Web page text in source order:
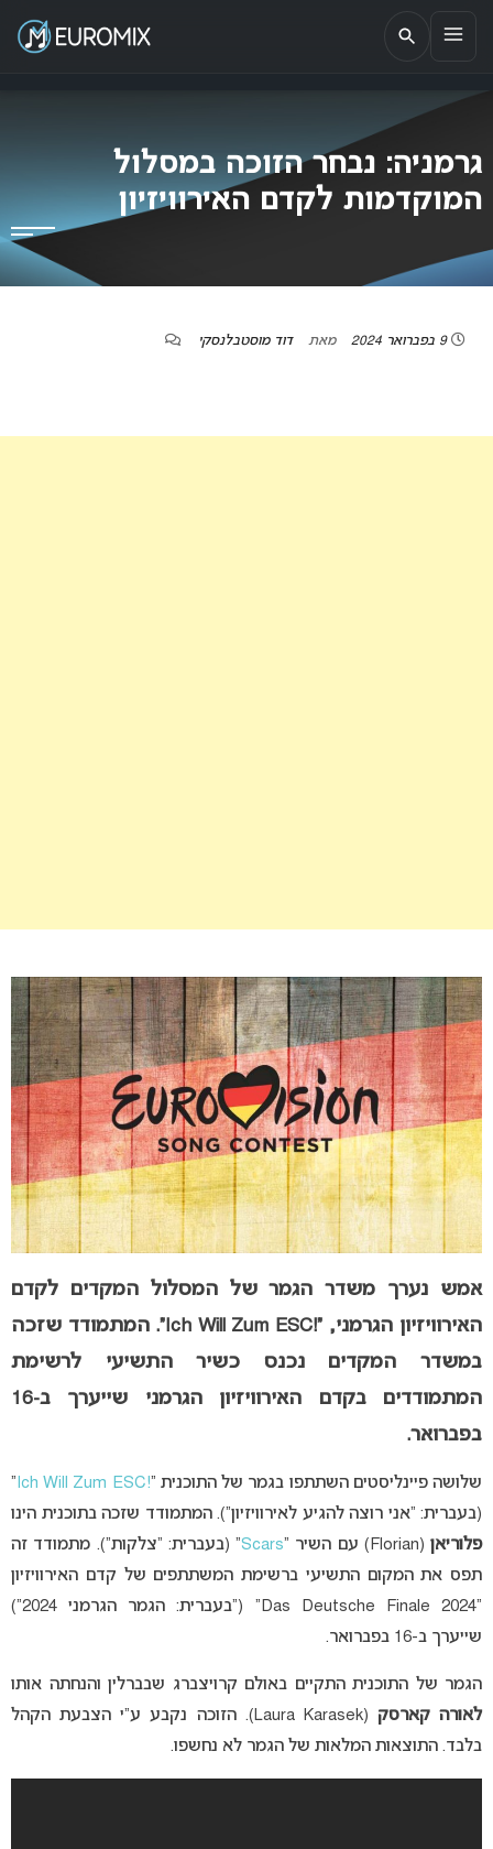
EUROMIX
אתר הבית של האירוויזיון בישראל
גרמניה: נבחר הזוכה במסלול
המוקדמות לקדם האירוויזיון
9 בפברואר 2024 מאת דוד מוסטבלנסקי
אמש נערך משדר הגמר של המסלול המקדים לקדם
האירוויזיון הגרמני, “!Ich Will Zum ESC”. המתמודד שזכה
במשדר המקדים נכנס כשיר התשיעי לרשימת
המתמודדים בקדם האירוויזיון הגרמני שייערך ב-16
בפברואר.
שלושה פיינליסטים השתתפו בגמר של התוכנית “!Ich Will Zum ESC
”
(בעברית: “אני רוצה להגיע לאירוויזיון”). המתמודד שזכה בתוכנית הינו
פלוריאן (Florian) עם השיר “ Scars” (בעברית: “צלקות”). מתמודד זה
תפס את המקום התשיעי ברשימת המשתתפים של קדם האירוויזיון
“Das Deutsche Finale 2024” (“בעברית: הגמר הגרמני 2024”)
שייערך ב-16 בפברואר.
הגמר של התוכנית התקיים באולם קרויצברג שבברלין והנחתה אותו
לאורה קארסק
(Laura Karasek). הזוכה נקבע ע”י הצבעת הקהל
בלבד. התוצאות המלאות של הגמר לא נחשפו.